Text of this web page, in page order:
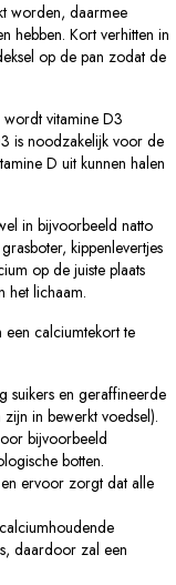
worden, daarmee
hebben. Kort verhitten in
op de pan zodat de
vitamine D3
is noodzakelijk voor de
D uit kunnen halen
in bijvoorbeeld natto
kippenlevertjes
op de juiste plaats
het lichaam.
calciumtekort te
suikers en geraffineerde
in bewerkt voedsel).
bijvoorbeeld
botten.
ervoor zorgt dat alle
daardoor zal een